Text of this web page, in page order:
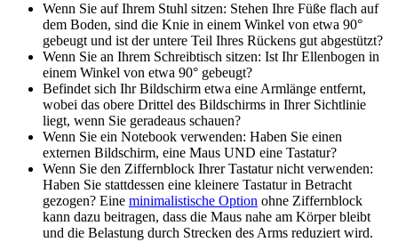
Wenn Sie auf Ihrem Stuhl sitzen: Stehen Ihre Füße flach auf
dem Boden, sind die Knie in einem Winkel von etwa 90°
gebeugt und ist der untere Teil Ihres Rückens gut abgestützt?
Wenn Sie an Ihrem Schreibtisch sitzen: Ist Ihr Ellenbogen in
einem Winkel von etwa 90° gebeugt?
Befindet sich Ihr Bildschirm etwa eine Armlänge entfernt,
wobei das obere Drittel des Bildschirms in Ihrer Sichtlinie
liegt, wenn Sie geradeaus schauen?
Wenn Sie ein Notebook verwenden: Haben Sie einen
externen Bildschirm, eine Maus UND eine Tastatur?
Wenn Sie den Ziffernblock Ihrer Tastatur nicht verwenden:
Haben Sie stattdessen eine kleinere Tastatur in Betracht
gezogen? Eine minimalistische Option ohne Ziffernblock
kann dazu beitragen, dass die Maus nahe am Körper bleibt
und die Belastung durch Strecken des Arms reduziert wird.